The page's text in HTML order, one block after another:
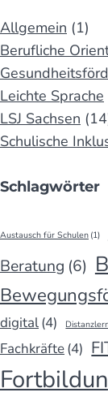
Allgemein (1)
Berufliche
Leichte Sprache
LSJ Sachsen
Schulische
Schlagwörter
Austausch für Schulen (1)
Beratung (6)
digital(4)
Fachkräfte(4)